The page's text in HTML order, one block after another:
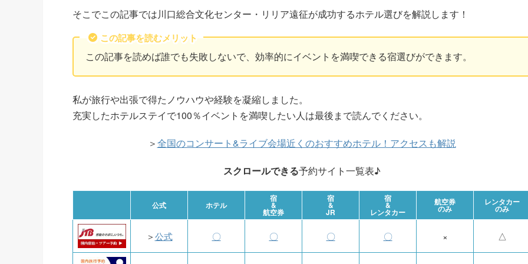
そこでこの記事では川口総合文化センター・リリア遠征が成功するホテル選びを解説します！
この記事を読むメリット
この記事を読めば誰でも失敗しないで、効率的にイベントを満喫できる宿選びができます。
私が旅行や出張で得たノウハウや経験を凝縮しました。
充実したホテルステイで100％イベントを満喫したい人は最後まで読んでください。
＞全国のコンサート&ライブ会場近くのおすすめホテル！アクセスも解説
スクロールできる予約サイト一覧表♪
公式 ホテル
宿
&
航空券
宿
&
JR
宿
&
レンタカー
航空券
のみ
レンタカー
のみ
＞公式 〇 〇 〇 〇 × △